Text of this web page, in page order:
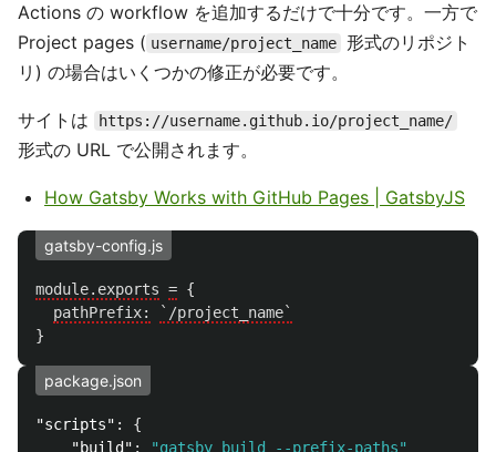
Actions の workflow を追加するだけで十分です。一方で
Project pages ( username/project_name 形式のリポジト
リ) の場合はいくつかの修正が必要です。
サイトは https://username.github.io/project_name/
形式の URL で公開されます。
How Gatsby Works with GitHub Pages | GatsbyJS
gatsby-config.js
module.exports = {
pathPrefix:
`/project_name`
}
package.json
"scripts" :
{
"build" :
"gatsby build --prefix-paths"